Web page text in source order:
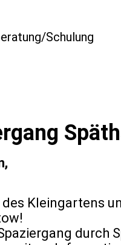
Schulung
Kleingartens
durch